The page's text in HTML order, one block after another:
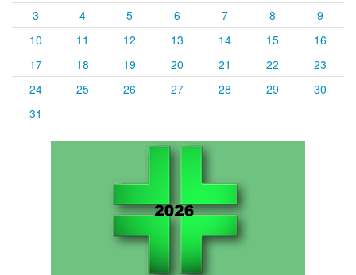
3
4 5 6 7 8
9
10
11 12 13 14 15
16
17
18 19 20 21 22
23
24
25 26 27 28 29
30
31